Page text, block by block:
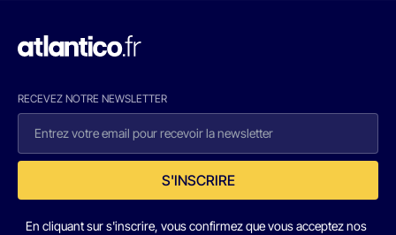
RECEVEZ NOTRE NEWSLETTER
S'INSCRIRE
En cliquant sur s'inscrire, vous confirmez que vous acceptez nos